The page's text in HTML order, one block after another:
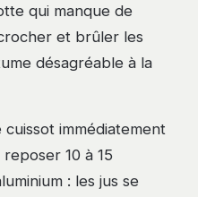
qui manque de
et brûler les
désagréable à la
cuissot immédiatement
10 à 15
: les jus se